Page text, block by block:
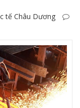
tế Châu Dương